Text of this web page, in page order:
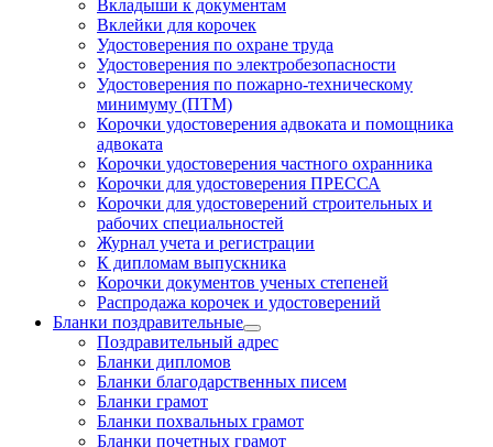
Вкладыши к документам
Вклейки для корочек
Удостоверения по охране труда
Удостоверения по электробезопасности
Удостоверения по пожарно-техническому
минимуму (ПТМ)
Корочки удостоверения адвоката и помощника
адвоката
Корочки удостоверения частного охранника
Корочки для удостоверения ПРЕССА
Корочки для удостоверений строительных и
рабочих специальностей
Журнал учета и регистрации
К дипломам выпускника
Корочки документов ученых степеней
Распродажа корочек и удостоверений
Бланки поздравительные
Поздравительный адрес
Бланки дипломов
Бланки благодарственных писем
Бланки грамот
Бланки похвальных грамот
Бланки почетных грамот